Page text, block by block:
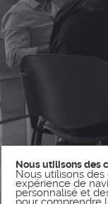
Nous utilisons des
Nous utilisons
expérience de
personnalisé et